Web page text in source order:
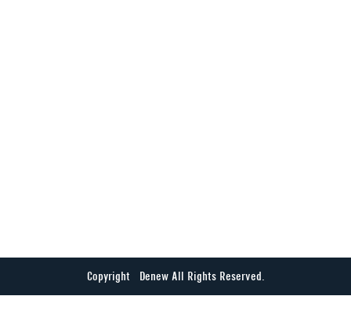
Copyright © Denew All Rights Reserved.